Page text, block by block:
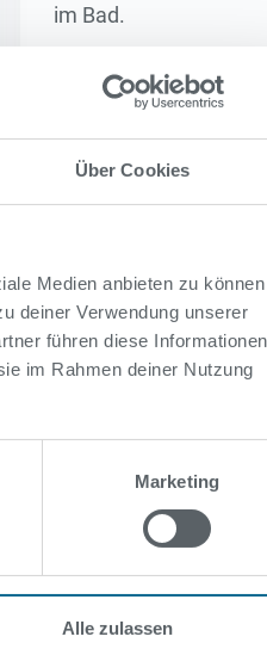
Über Cookies
Medien anbieten zu können
deiner Verwendung unserer
führen diese Informationen
im Rahmen deiner Nutzung
Marketing
Alle zulassen
im Bad.
Weiterlesen
Geöffnete
Öffnungszeiten
Auch wenn
Sommerbäder